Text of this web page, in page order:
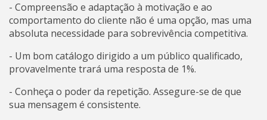
- Compreensão e adaptação à motivação e ao
comportamento do cliente não é uma opção, mas uma
absoluta necessidade para sobrevivência competitiva.
- Um bom catálogo dirigido a um público qualificado,
provavelmente trará uma resposta de 1%.
- Conheça o poder da repetição. Assegure-se de que
sua mensagem é consistente.